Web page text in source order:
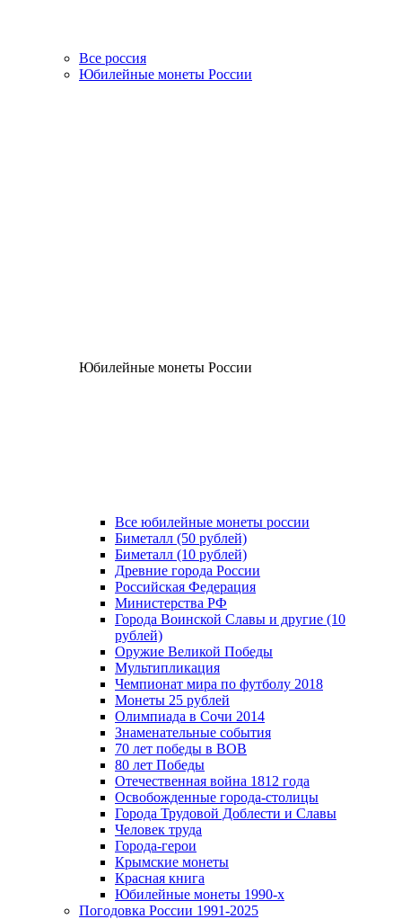
Все россия
Юбилейные монеты России
Юбилейные монеты России
Все юбилейные монеты россии
Биметалл (50 рублей)
Биметалл (10 рублей)
Древние города России
Российская Федерация
Министерства РФ
Города Воинской Славы и другие (10
рублей)
Оружие Великой Победы
Мультипликация
Чемпионат мира по футболу 2018
Монеты 25 рублей
Олимпиада в Сочи 2014
Знаменательные события
70 лет победы в ВОВ
80 лет Победы
Отечественная война 1812 года
Освобожденные города-столицы
Города Трудовой Доблести и Славы
Человек труда
Города-герои
Крымские монеты
Красная книга
Юбилейные монеты 1990-х
Погодовка России 1991-2025